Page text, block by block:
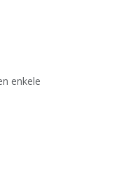
enkele